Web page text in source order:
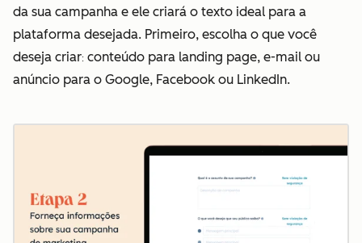
da sua campanha e ele criará o texto ideal para a
plataforma desejada. Primeiro, escolha o que você
deseja criar: conteúdo para landing page, e-mail ou
anúncio para o Google, Facebook ou LinkedIn.